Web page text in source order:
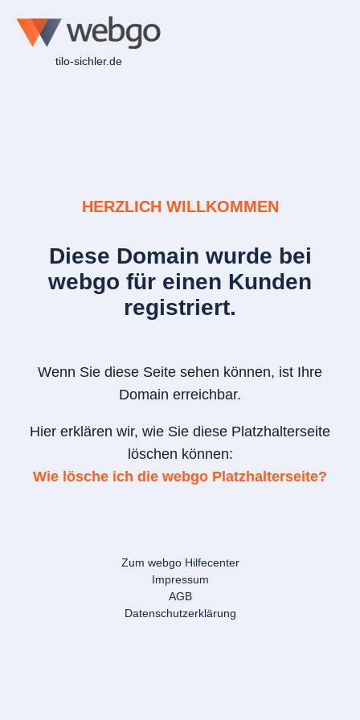
tilo-sichler.de
HERZLICH WILLKOMMEN
Diese Domain wurde bei
webgo für einen Kunden
registriert.
Wenn Sie diese Seite sehen können, ist Ihre
Domain erreichbar.
Hier erklären wir, wie Sie diese Platzhalterseite
löschen können:
Wie lösche ich die webgo Platzhalterseite?
Zum webgo Hilfecenter
Impressum
AGB
Datenschutzerklärung